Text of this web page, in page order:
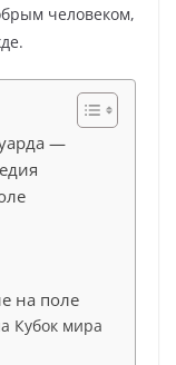
человеком,
—
на поле
Кубок мира